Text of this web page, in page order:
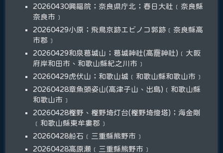
20260430興福院；奈良県庁北；春日大社﹝奈良縣
奈良市﹞
20260429小原；飛鳥京跡エビノコ郭跡﹝奈良縣高
市郡﹞
20260429和泉葛城山；葛城神社(高龗神社)﹝大阪
府岸和田市、和歌山縣紀之川市﹞
20260429虎伏山；和歌山城﹝和歌山縣和歌山市﹞
20260428章魚頭姿山(高津子山、出島)﹝和歌山縣
和歌山市﹞
20260428樫野、樫野埼灯台(樫野埼燈塔)；海金剛
﹝和歌山縣東牟婁郡﹞
20260428船石﹝三重縣熊野市﹞
20260428高原瀬﹝三重縣熊野市﹞